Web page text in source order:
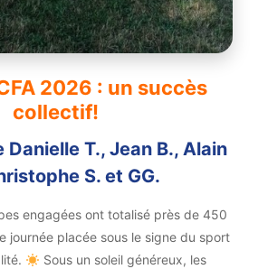
2026 : un succès
collectif!
T., Jean B., Alain
S. et GG.
engagées ont totalisé près de 450
journée placée sous le signe du sport
Sous un soleil généreux, les